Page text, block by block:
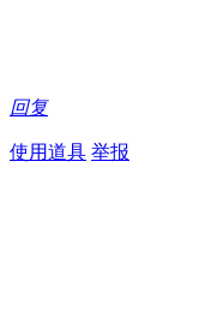
回复
使用道具 举报